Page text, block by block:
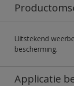
Uitstekend
bescherming.
Applicatie